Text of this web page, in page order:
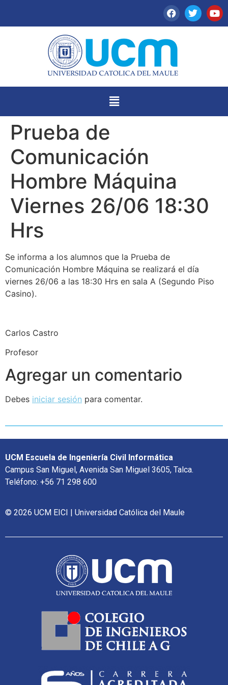
Prueba de
Comunicación
Hombre Máquina
Viernes 26/06 18:30
Hrs
Se informa a los alumnos que la Prueba de
Comunicación Hombre Máquina se realizará el día
viernes 26/06 a las 18:30 Hrs en sala A (Segundo Piso
Casino).
Carlos Castro
Profesor
Agregar un comentario
Debes iniciar sesión para comentar.
UCM Escuela de Ingeniería Civil Informática
Campus San Miguel, Avenida San Miguel 3605, Talca.
Teléfono: +56 71 298 600
© 2026 UCM EICI | Universidad Católica del Maule